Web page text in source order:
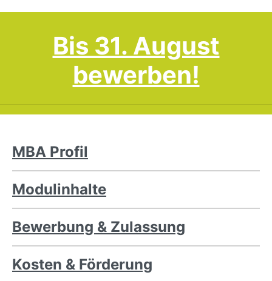
Bis 31. August
bewerben!
MBA Profil
Modulinhalte
Bewerbung & Zulassung
Kosten & Förderung